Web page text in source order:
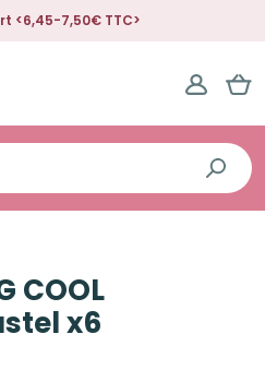
<6,45-7,50€ TTC>
COOL
x6